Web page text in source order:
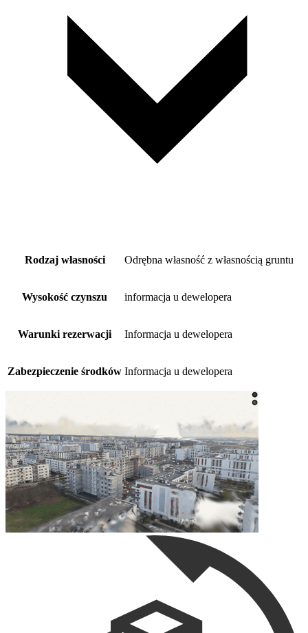
Rodzaj własności Odrębna własność z własnością gruntu
Wysokość czynszu informacja u dewelopera
Warunki rezerwacji Informacja u dewelopera
Zabezpieczenie środków Informacja u dewelopera